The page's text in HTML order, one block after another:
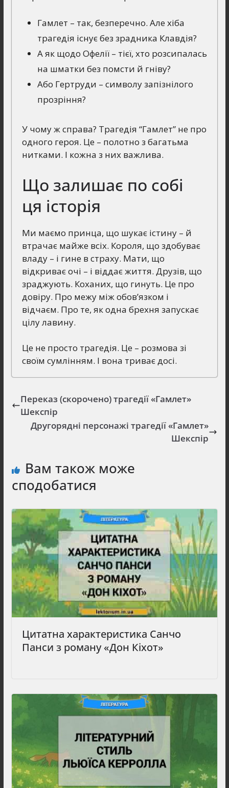
Гамлет – так, безперечно. Але хіба
трагедія існує без зрадника Клавдія?
А як щодо Офелії – тієї, хто розсипалась
на шматки без помсти й гніву?
Або Гертруди – символу запізнілого
прозріння?
У чому ж справа? Трагедія “Гамлет” не про
одного героя. Це – полотно з багатьма
нитками. І кожна з них важлива.
Що залишає по собі
ця історія
Ми маємо принца, що шукає істину – й
втрачає майже всіх. Короля, що здобуває
владу – і гине в страху. Мати, що
відкриває очі – і віддає життя. Друзів, що
зраджують. Коханих, що гинуть. Це про
довіру. Про межу між обов’язком і
відчаєм. Про те, як одна брехня запускає
цілу лавину.
Це не просто трагедія. Це – розмова зі
своїм сумлінням. І вона триває досі.
Переказ (скорочено) трагедії «Гамлет»
Шекспір
Другорядні персонажі трагедії «Гамлет»
Шекспір
Вам також може
сподобатися
Цитатна характеристика Санчо
Панси з роману «Дон Кіхот»